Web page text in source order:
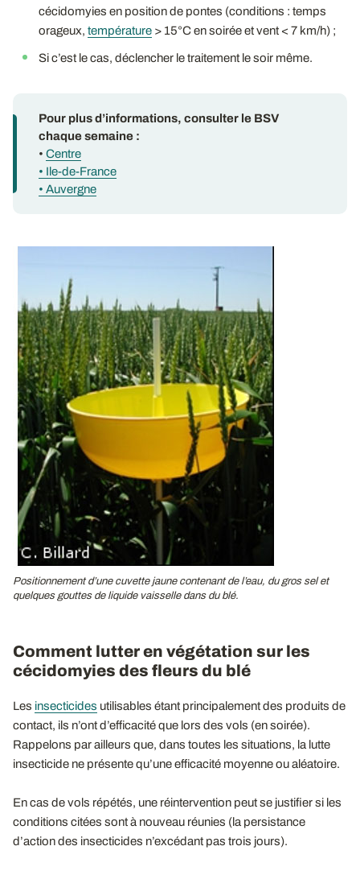
cécidomyies en position de pontes (conditions : temps
orageux, température > 15°C en soirée et vent < 7 km/h) ;
Si c’est le cas, déclencher le traitement le soir même.
Pour plus d’informations, consulter le BSV
chaque semaine :
• Centre
• Ile-de-France
• Auvergne
Positionnement d’une cuvette jaune contenant de l’eau, du gros sel et
quelques gouttes de liquide vaisselle dans du blé.
Comment lutter en végétation sur les
cécidomyies des fleurs du blé
Les insecticides utilisables étant principalement des produits de
contact, ils n’ont d’efficacité que lors des vols (en soirée).
Rappelons par ailleurs que, dans toutes les situations, la lutte
insecticide ne présente qu’une efficacité moyenne ou aléatoire.
En cas de vols répétés, une réintervention peut se justifier si les
conditions citées sont à nouveau réunies (la persistance
d’action des insecticides n’excédant pas trois jours).